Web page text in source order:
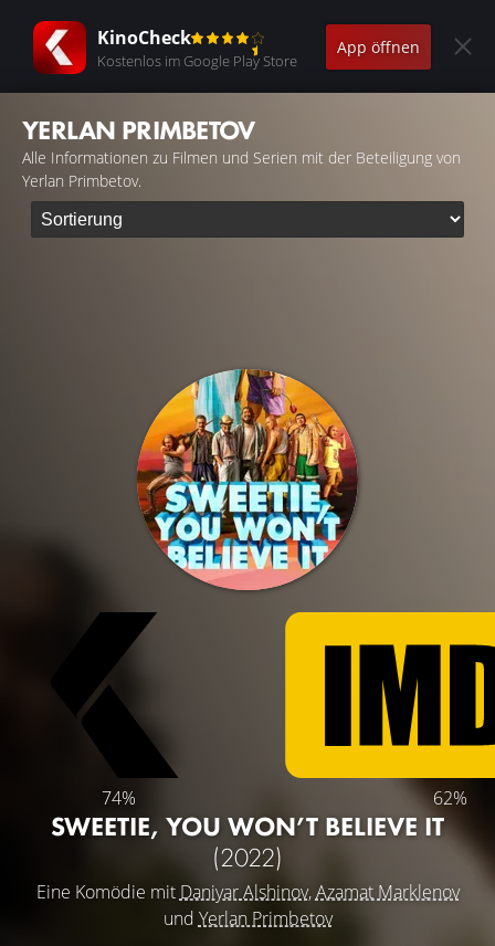
KinoCheck
Kostenlos im Google Play Store
App öffnen
YERLAN PRIMBETOV
Alle Informationen zu Filmen und Serien mit der Beteiligung von
Yerlan Primbetov.
74% 62%
SWEETIE, YOU WON’T BELIEVE IT
(2022)
Eine Komödie mit Daniyar Alshinov,Azamat Marklenov
und Yerlan Primbetov